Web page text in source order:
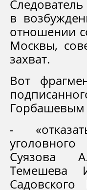
в
отношении
Москвы,
захват.
Вот
Горбашевым
-
Суязова
Темешева